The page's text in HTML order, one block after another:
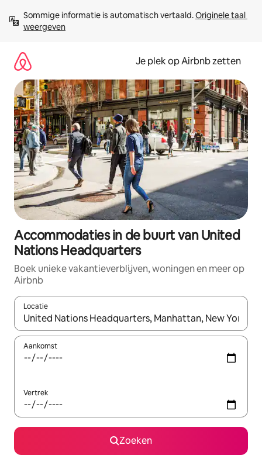
direct
naar
Sommige informatie is automatisch vertaald. Originele taal
weergeven
Je plek op Airbnb zetten
Accommodaties in de buurt van United
Nations Headquarters
Boek unieke vakantieverblijven, woningen en meer op
Airbnb
Locatie
Wanneer er resultaten beschikbaar zijn, maak je een keuze
Aankomst
Vertrek
Zoeken